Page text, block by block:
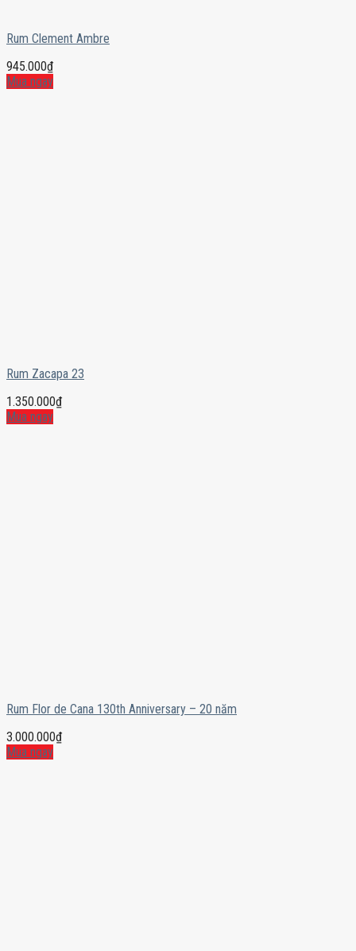
Rum Clement Ambre
945.000₫
Mua ngay
Rum Zacapa 23
1.350.000₫
Mua ngay
Rum Flor de Cana 130th Anniversary – 20 năm
3.000.000₫
Mua ngay